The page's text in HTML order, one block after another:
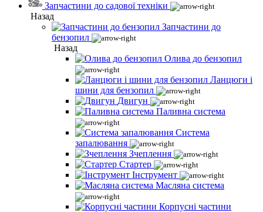
Запчастини до садової техніки
Назад
Запчастини до
бензопил
Назад
Олива до бензопил
Ланцюги і
шини для бензопил
Двигун
Паливна система
Система
запалювання
Зчеплення
Стартер
Інструмент
Масляна система
Корпусні частини